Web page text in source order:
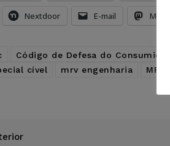
Nextdoor E-mail
Código de Defesa do Consumidor
cível
mrv engenharia